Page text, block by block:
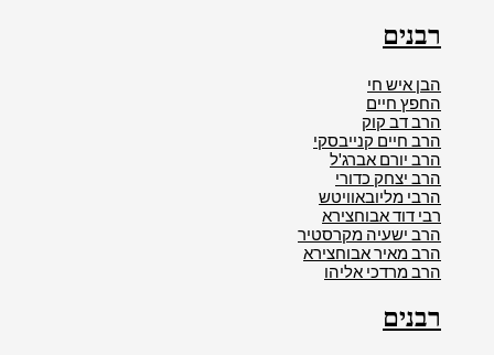
רבנים
הבן איש חי
החפץ חיים
הרב דב קוק
הרב חיים קנייבסקי
הרב יורם אברג'ל
הרב יצחק כדורי
הרבי מליובאוויטש
רבי דוד אבוחצירא
הרב ישעיה מקרסטיר
הרב מאיר אבוחצירא
הרב מרדכי אליהו
רבנים